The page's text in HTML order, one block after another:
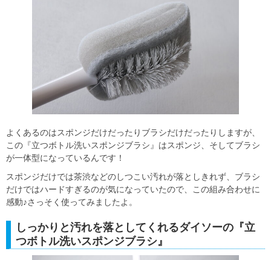
よくあるのはスポンジだけだったりブラシだけだったりしますが、
この『立つボトル洗いスポンジブラシ』はスポンジ、そしてブラシ
が一体型になっているんです！
スポンジだけでは茶渋などのしつこい汚れが落としきれず、ブラシ
だけではハードすぎるのが気になっていたので、この組み合わせに
感動♪さっそく使ってみましたよ。
しっかりと汚れを落としてくれるダイソーの『立
つボトル洗いスポンジブラシ』